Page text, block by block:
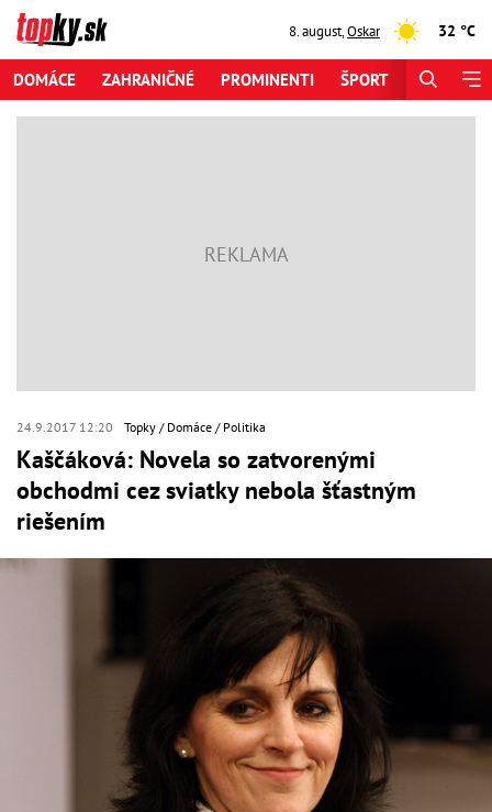
8. august,Oskar 32 °C
DOMÁCE ZAHRANIČNÉ PROMINENTI ŠPORT
24.9.2017 12:20 Topky Domáce Politika
Kaščáková: Novela so zatvorenými
obchodmi cez sviatky nebola šťastným
riešením